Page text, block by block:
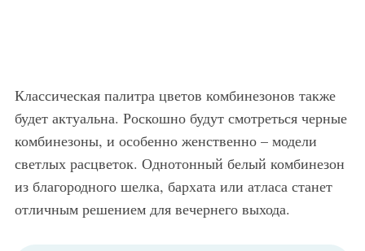
Классическая палитра цветов комбинезонов также
будет актуальна. Роскошно будут смотреться черные
комбинезоны, и особенно женственно – модели
светлых расцветок. Однотонный белый комбинезон
из благородного шелка, бархата или атласа станет
отличным решением для вечернего выхода.